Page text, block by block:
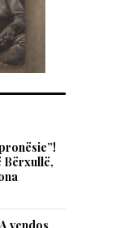
Bërxullë,
vendos